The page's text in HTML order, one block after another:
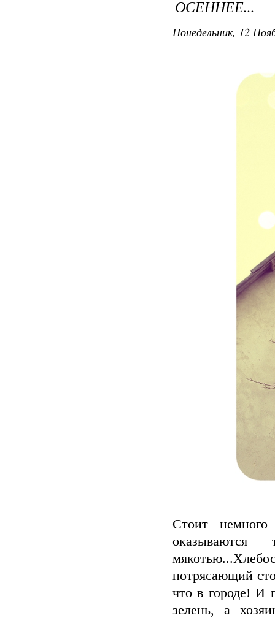
ОСЕННЕЕ...
Понедельник, 12
Стоит
потрясающий
что в городе! И
зелень, а